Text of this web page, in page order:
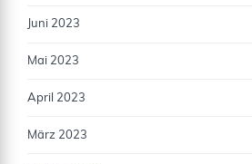
Juni 2023
Mai 2023
April 2023
März 2023